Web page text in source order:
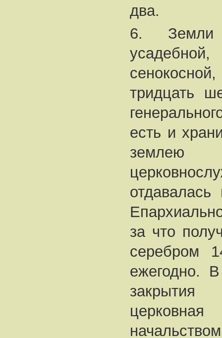
два.
6.
тридцать
есть и
за что
серебром
ежегодно.
закрытия